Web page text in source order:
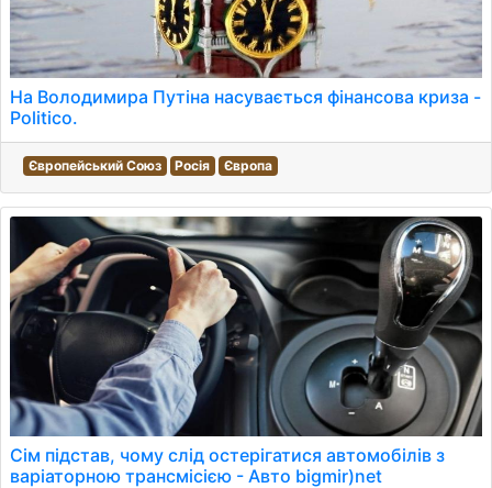
На Володимира Путіна насувається фінансова криза -
Politico.
Європейський Союз Росія Європа
Сім підстав, чому слід остерігатися автомобілів з
варіаторною трансмісією - Авто bigmir)net